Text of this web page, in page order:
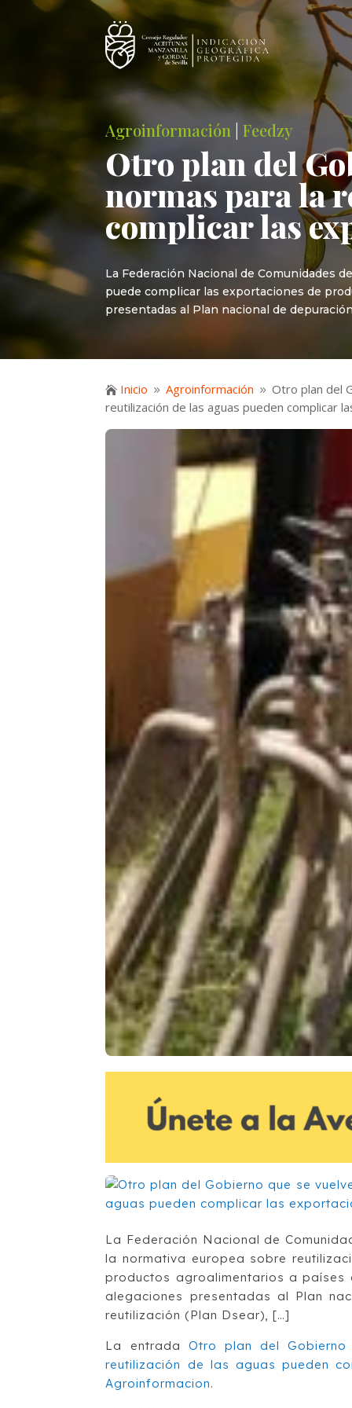
Agroinformación |Feedzy
Otro plan del
normas para la
complicar las
La Federación Nacional de Comunidades
puede complicar las exportaciones de
presentadas al Plan nacional de
 Inicio 9 Agroinformación 9 Otro plan del
reutilización de las aguas pueden complicar
La Federación Nacional de
la normativa europea sobre
productos agroalimentarios a países
alegaciones presentadas al Plan
reutilización (Plan Dsear), […]
La entrada Otro plan del
reutilización de las aguas pueden
Agroinformacion.